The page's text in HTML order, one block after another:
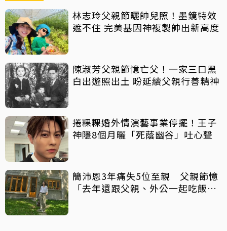
林志玲父親節曬帥兒照！墨鏡特效
遮不住 完美基因神複製帥出新高度
陳淑芳父親節憶亡父！一家三口黑
白出遊照出土 盼延續父親行善精神
捲粿粿婚外情演藝事業停擺！王子
神隱8個月曬「死蔭幽谷」吐心聲
簡沛恩3年痛失5位至親 父親節憶
「去年還跟父親、外公一起吃飯聊